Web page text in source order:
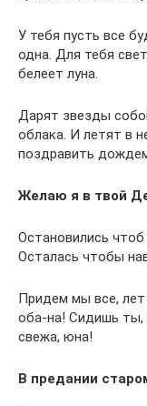
У тебя пусть все
одна. Для тебя
белеет луна.
Дарят звезды
облака. И летят в
поздравить
Желаю я в твой
Остановились
Осталась чтобы
Придем мы все,
оба-на! Сидишь ты,
свежа, юна!
В предании